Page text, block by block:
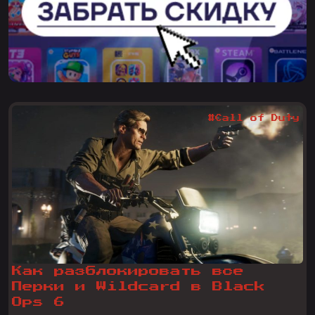
Как разблокировать все
Перки и Wildcard в Black
Ops 6
#Call of Duty